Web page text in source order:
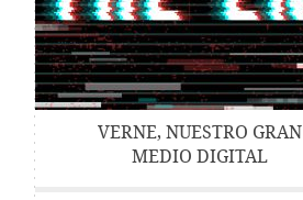
VERNE, NUESTRO GRAN
MEDIO DIGITAL